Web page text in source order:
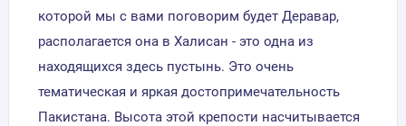
которой мы с вами поговорим будет Деравар,
располагается она в Халисан - это одна из
находящихся здесь пустынь. Это очень
тематическая и яркая достопримечательность
Пакистана. Высота этой крепости насчитывается